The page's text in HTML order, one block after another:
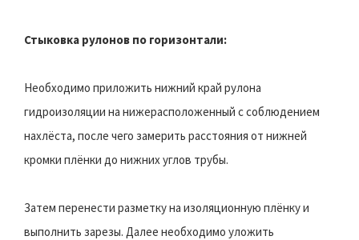
Стыковка рулонов по горизонтали:
Необходимо приложить нижний край рулона
гидроизоляции на нижерасположенный с соблюдением
нахлёста, после чего замерить расстояния от нижней
кромки плёнки до нижних углов трубы.
Затем перенести разметку на изоляционную плёнку и
выполнить зарезы. Далее необходимо уложить